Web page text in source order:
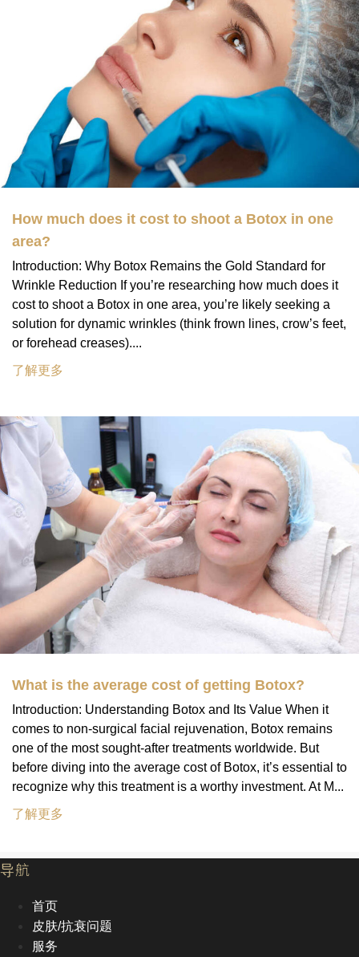
How much does it cost to shoot a Botox in one
area?
Introduction: Why Botox Remains the Gold Standard for
Wrinkle Reduction If you’re researching how much does it
cost to shoot a Botox in one area, you’re likely seeking a
solution for dynamic wrinkles (think frown lines, crow’s feet,
or forehead creases)....
了解更多
What is the average cost of getting Botox?
Introduction: Understanding Botox and Its Value When it
comes to non-surgical facial rejuvenation, Botox remains
one of the most sought-after treatments worldwide. But
before diving into the average cost of Botox, it’s essential to
recognize why this treatment is a worthy investment. At M...
了解更多
导航
首页
皮肤/抗衰问题
服务